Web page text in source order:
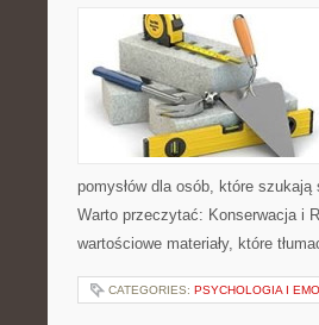
pomysłów dla osób, które
Warto przeczytać: Konserwacja i
wartościowe materiały, które
CATEGORIES: PSYCHOLOGIA I